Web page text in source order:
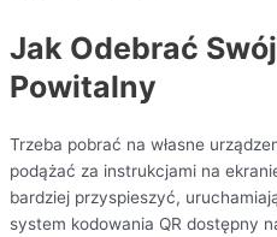
Jak Odebrać
Powitalny
Trzeba pobrać na własne
podążać za instrukcjami na
bardziej przyspieszyć,
system kodowania QR dostępny